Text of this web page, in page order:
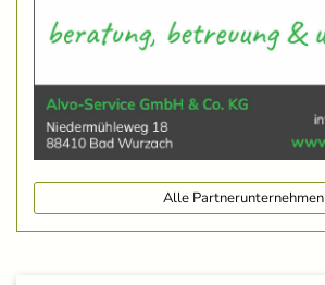
Alle Partnerunternehmen